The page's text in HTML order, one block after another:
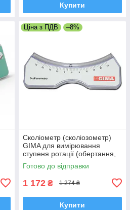
Купити
Ціна з ПДВ –8%
Сколіометр (сколіозометр)
GIMA для вимірювання
ступеня ротації (обертання,
розвороту) хребта, Італія
Готово до відправки
1 172 ₴ 1 274 ₴
Купити